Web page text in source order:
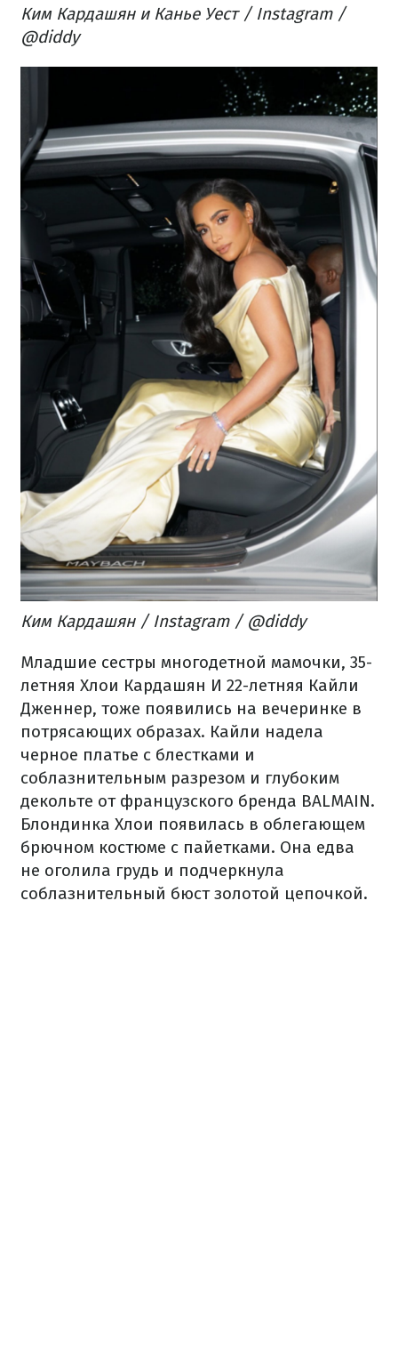
Ким Кардашян и Канье Уест / Instagram /
@diddy
Ким Кардашян / Instagram / @diddy
Младшие сестры многодетной мамочки, 35-
летняя Хлои Кардашян И 22-летняя Кайли
Дженнер, тоже появились на вечеринке в
потрясающих образах. Кайли надела
черное платье с блестками и
соблазнительным разрезом и глубоким
декольте от французского бренда BALMAIN.
Блондинка Хлои появилась в облегающем
брючном костюме с пайетками. Она едва
не оголила грудь и подчеркнула
соблазнительный бюст золотой цепочкой.